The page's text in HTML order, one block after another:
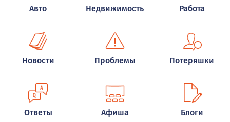
Авто Недвижимость Работа
Новости Проблемы Потеряшки
Ответы Афиша Блоги